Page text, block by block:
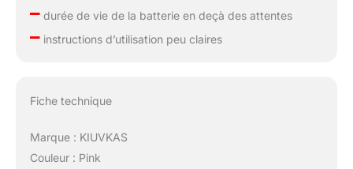
–durée de vie de la batterie en deçà des attentes
–instructions d’utilisation peu claires
Fiche technique
Marque : KIUVKAS
Couleur : Pink